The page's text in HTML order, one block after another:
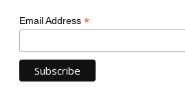
Email Address *